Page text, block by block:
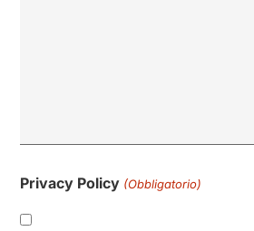
Privacy Policy (Obbligatorio)